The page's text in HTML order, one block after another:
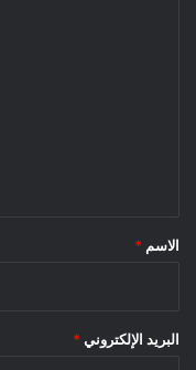
*
الاسم *
البريد الإلكتروني *